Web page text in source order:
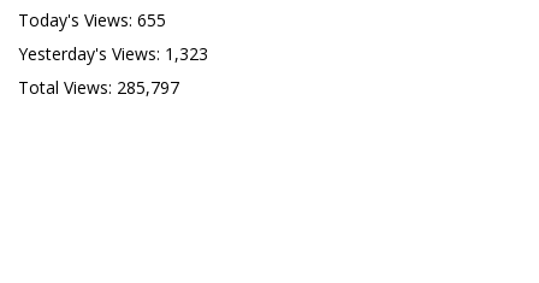
Today's Views: 655
Yesterday's Views: 1,323
Total Views: 285,797